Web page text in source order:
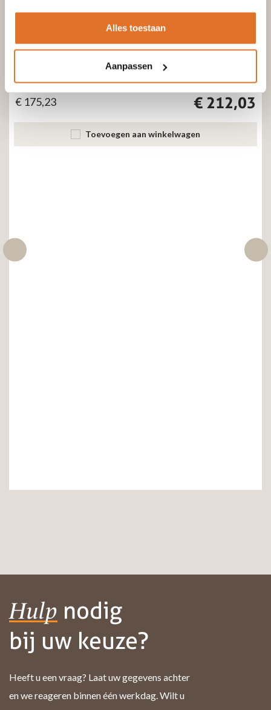
Alles toestaan
Aanpassen
Incl. btw
€ 212,03
Excl. btw
€ 175,23
Toevoegen aan winkelwagen
Hulp nodig
bij uw keuze?
Heeft u een vraag? Laat uw gegevens achter
en we reageren binnen één werkdag. Wilt u